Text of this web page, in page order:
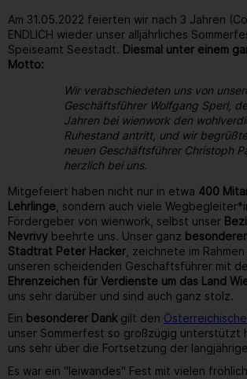
Am 31.05.2022 feierten wir nach 3 Jahren
ENDLICH wieder unser alljährliches
Speiseamt Seestadt. Diesmal unter einem
Motto:
Wir verabschiedeten uns von
Geschäftsführer Wolfgang Sperl,
Jahren bei wienwork den
Ruhestand antritt, und wir
neuen Geschäftsführer Christoph
herzlich bei uns.
Mitgefeiert haben nicht nur in etwa 400
Lehrlinge , sondern auch viele
Fördergeber von wienwork, selbst unser
Nevrivy beehrte uns. Unser ganz
Stadtrat Peter Hacker , zeichnete im
unseren scheidenden Geschäftsführer mit
Ehrenzeichen für Verdienste um das Land
uns sehr darüber und sind auch ganz stolz.
Ein besonderer Dank gilt den
unser Sommerfest so großzügig unterstützt
uns sehr über die Fortsetzung der
Es war ein "leiwandes" Fest mit vielen